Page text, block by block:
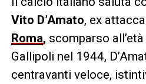
Vito D’Amato, ex
Roma, scomparso
Gallipoli nel 1944,
centravanti veloce,